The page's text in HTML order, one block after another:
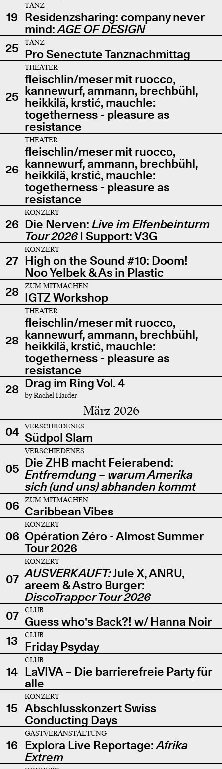
19
TANZ
Residenzsharing: company never
mind:AGE OF DESIGN
25
TANZ
Pro Senectute Tanznachmittag
25
THEATER
fleischlin/meser mit ruocco,
kannewurf, ammann, brechbühl,
heikkilä, krstić, mauchle:
togetherness - pleasure as
resistance
26
THEATER
fleischlin/meser mit ruocco,
kannewurf, ammann, brechbühl,
heikkilä, krstić, mauchle:
togetherness - pleasure as
resistance
26
KONZERT
Die Nerven: Live im Elfenbeinturm
Tour 2026| Support: V3G
27
KONZERT
High on the Sound #10: Doom!
Noo Yelbek & As in Plastic
28
ZUM MITMACHEN
IGTZ Workshop
28
THEATER
fleischlin/meser mit ruocco,
kannewurf, ammann, brechbühl,
heikkilä, krstić, mauchle:
togetherness - pleasure as
resistance
28 Drag im Ring Vol. 4
by Rachel Harder
März 2026
04 VERSCHIEDENES
Südpol Slam
05
VERSCHIEDENES
Die ZHB macht Feierabend:
Entfremdung – warum Amerika
sich (und uns) abhanden kommt
06
ZUM MITMACHEN
Caribbean Vibes
06
KONZERT
Opération Zéro - Almost Summer
Tour 2026
07
KONZERT
AUSVERKAUFT:Jule X, ANRU,
areem & Astro Burger:
DiscoTrapper Tour 2026
07
CLUB
Guess who's Back?! w/ Hanna Noir
13
CLUB
Friday Psyday
14
CLUB
LaVIVA – Die barrierefreie Party für
alle
15
KONZERT
Abschlusskonzert Swiss
Conducting Days
16
GASTVERANSTALTUNG
Explora Live Reportage:Afrika
Extrem